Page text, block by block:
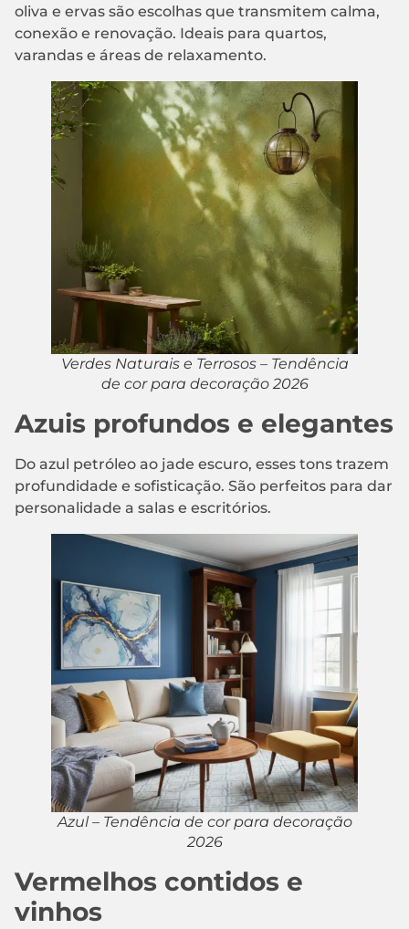
oliva e ervas são escolhas que transmitem calma,
conexão e renovação. Ideais para quartos,
varandas e áreas de relaxamento.
Verdes Naturais e Terrosos – Tendência
de cor para decoração 2026
Azuis profundos e elegantes
Do azul petróleo ao jade escuro, esses tons trazem
profundidade e sofisticação. São perfeitos para dar
personalidade a salas e escritórios.
Azul – Tendência de cor para decoração
2026
Vermelhos contidos e
vinhos